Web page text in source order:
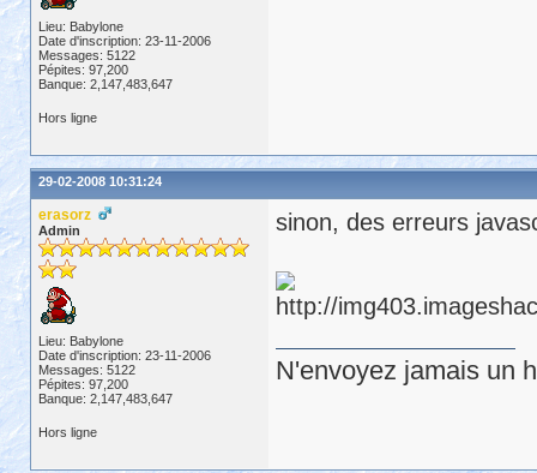
Lieu: Babylone
Date d'inscription: 23-11-2006
Messages: 5122
Pépites: 97,200
Banque: 2,147,483,647
Hors ligne
29-02-2008 10:31:24
erasorz
Admin
Lieu: Babylone
Date d'inscription: 23-11-2006
Messages: 5122
Pépites: 97,200
Banque: 2,147,483,647
sinon, des erreurs
N'envoyez jamais un
Hors ligne